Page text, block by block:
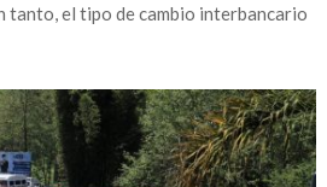
tanto, el tipo de cambio interbancario